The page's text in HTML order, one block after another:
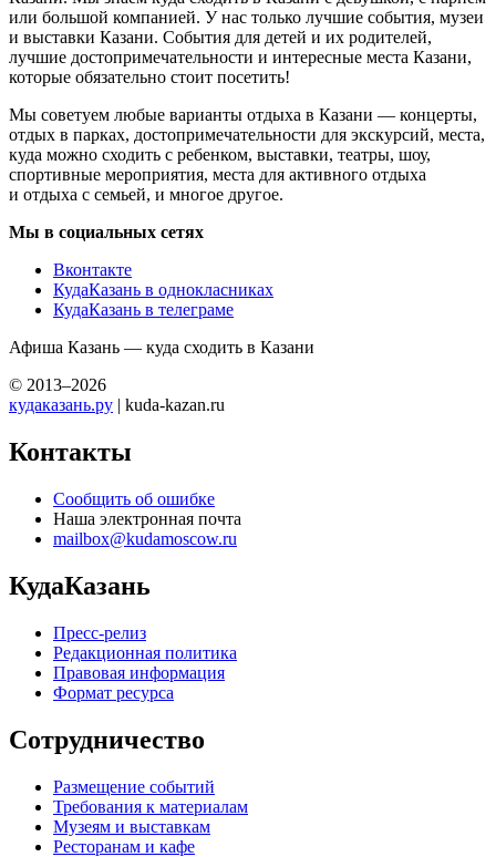
или большой компанией. У нас только лучшие события, музеи
и выставки Казани. События для детей и их родителей,
лучшие достопримечательности и интересные места Казани,
которые обязательно стоит посетить!
Мы советуем любые варианты отдыха в Казани — концерты,
отдых в парках, достопримечательности для экскурсий, места,
куда можно сходить с ребенком, выставки, театры, шоу,
спортивные мероприятия, места для активного отдыха
и отдыха с семьей, и многое другое.
Мы в социальных сетях
Вконтакте
КудаКазань в однокласниках
КудаКазань в телеграме
Афиша Казань — куда сходить в Казани
© 2013–2026
кудаказань.ру | kuda-kazan.ru
Контакты
Сообщить об ошибке
Наша электронная почта
mailbox@kudamoscow.ru
КудаКазань
Пресс-релиз
Редакционная политика
Правовая информация
Формат ресурса
Сотрудничество
Размещение событий
Требования к материалам
Музеям и выставкам
Ресторанам и кафе